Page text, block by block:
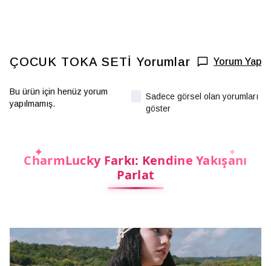
ÇOCUK TOKA SETİ Yorumlar Yorum Yap
Bu ürün için henüz yorum
yapılmamış.
Sadece görsel olan yorumları
göster
CharmLucky Farkı: Kendine Yakışanı
Parlat